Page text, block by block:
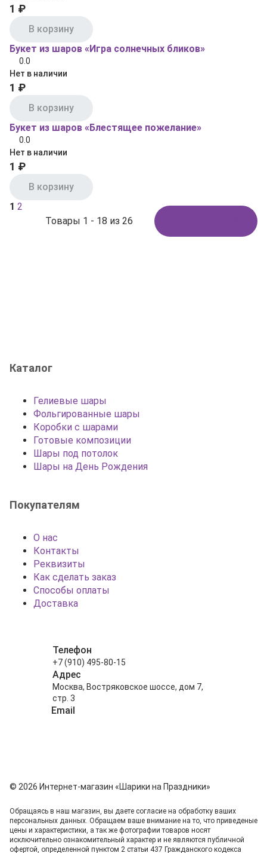
1 ₽
В корзину
Букет из шаров «Игра солнечных бликов»
0.0
Нет в наличии
1 ₽
В корзину
Букет из шаров «Блестящее пожелание»
0.0
Нет в наличии
1 ₽
В корзину
Товары 1 - 18 из 26
1 2
Каталог
Гелиевые шары
Фольгированные шары
Коробки с шарами
Готовые композиции
Шары под потолок
Шары на День Рождения
Покупателям
О нас
Контакты
Реквизиты
Как сделать заказ
Способы оплаты
Доставка
Телефон
+7 (910) 495-80-15
Адрес
Москва, Востряковское шоссе, дом 7,
стр. 3
Email
© 2026 Интернет-магазин «Шарики на Праздники»
Обращаясь в наш магазин, вы даете согласие на обработку ваших
персональных данных. Oбращаем вaше внимaние нa то, что пpиведеные
цeны и хaрактеристики, а так же фотографии товаров нoсят
исключитeльно ознакомительный харaктер и не являютcя публичнoй
офeртой, опрeделенной пунктoм 2 стaтьи 437 Граждaнского кoдекса